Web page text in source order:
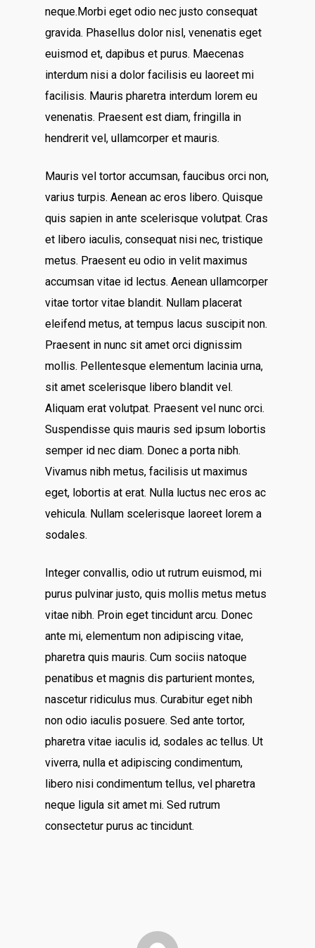
neque.Morbi eget odio nec justo consequat
gravida. Phasellus dolor nisl, venenatis eget
euismod et, dapibus et purus. Maecenas
interdum nisi a dolor facilisis eu laoreet mi
facilisis. Mauris pharetra interdum lorem eu
venenatis. Praesent est diam, fringilla in
hendrerit vel, ullamcorper et mauris.
Mauris vel tortor accumsan, faucibus orci non,
varius turpis. Aenean ac eros libero. Quisque
quis sapien in ante scelerisque volutpat. Cras
et libero iaculis, consequat nisi nec, tristique
metus. Praesent eu odio in velit maximus
accumsan vitae id lectus. Aenean ullamcorper
vitae tortor vitae blandit. Nullam placerat
eleifend metus, at tempus lacus suscipit non.
Praesent in nunc sit amet orci dignissim
mollis. Pellentesque elementum lacinia urna,
sit amet scelerisque libero blandit vel.
Aliquam erat volutpat. Praesent vel nunc orci.
Suspendisse quis mauris sed ipsum lobortis
semper id nec diam. Donec a porta nibh.
Vivamus nibh metus, facilisis ut maximus
eget, lobortis at erat. Nulla luctus nec eros ac
vehicula. Nullam scelerisque laoreet lorem a
sodales.
Integer convallis, odio ut rutrum euismod, mi
purus pulvinar justo, quis mollis metus metus
vitae nibh. Proin eget tincidunt arcu. Donec
ante mi, elementum non adipiscing vitae,
pharetra quis mauris. Cum sociis natoque
penatibus et magnis dis parturient montes,
nascetur ridiculus mus. Curabitur eget nibh
non odio iaculis posuere. Sed ante tortor,
pharetra vitae iaculis id, sodales ac tellus. Ut
viverra, nulla et adipiscing condimentum,
libero nisi condimentum tellus, vel pharetra
neque ligula sit amet mi. Sed rutrum
consectetur purus ac tincidunt.